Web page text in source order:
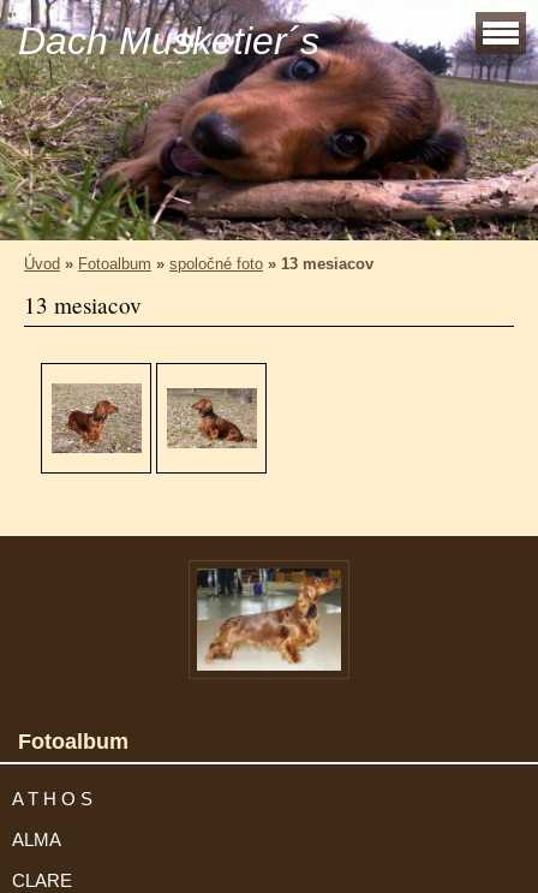
Dach Musketier´s
Úvod » Fotoalbum » spoločné foto » 13 mesiacov
13 mesiacov
Fotoalbum
A T H O S
ALMA
CLARE